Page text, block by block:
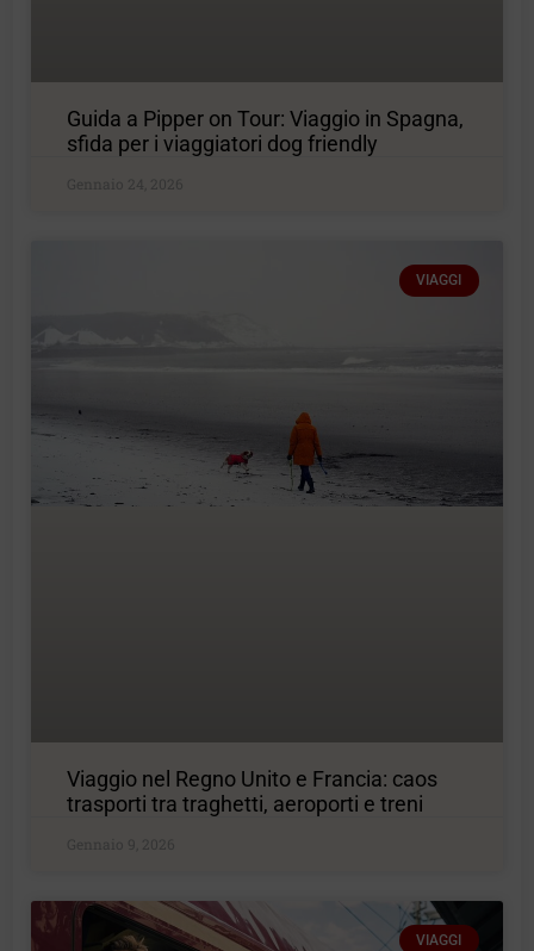
Guida a Pipper on Tour: Viaggio in Spagna,
sfida per i viaggiatori dog friendly
Gennaio 24, 2026
VIAGGI
Viaggio nel Regno Unito e Francia: caos
trasporti tra traghetti, aeroporti e treni
Gennaio 9, 2026
VIAGGI